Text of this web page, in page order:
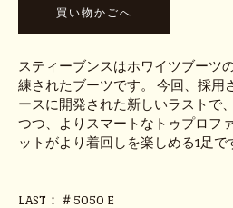
スティーブンスはホワイツブーツ
練されたブーツです。 今回、採用
ースに開発された新しいラストで
つつ、よりスマートなトゥプロフ
ットがより着回しを楽しめる1足で
LAST：＃5050 E